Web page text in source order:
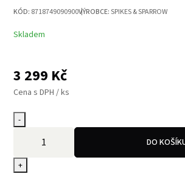
KÓD: 8718749090900VÝROBCE: SPIKES & SPARROW
Skladem
3 299 Kč
Cena s DPH / ks
-
+
DO